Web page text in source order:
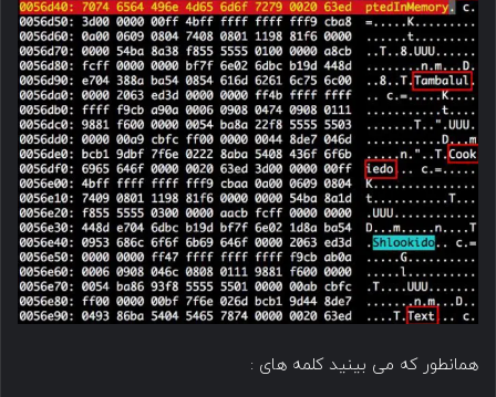
همانطور که می بینید کلمه های :